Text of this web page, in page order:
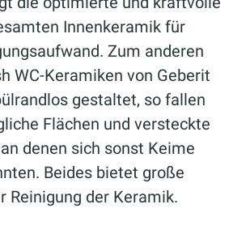
Innenkeramik für
Zum anderen
WC-Keramiken von Geberit
gestaltet, so fallen
Flächen und versteckte
denen sich sonst Keime
Beides bietet große
Reinigung der Keramik.